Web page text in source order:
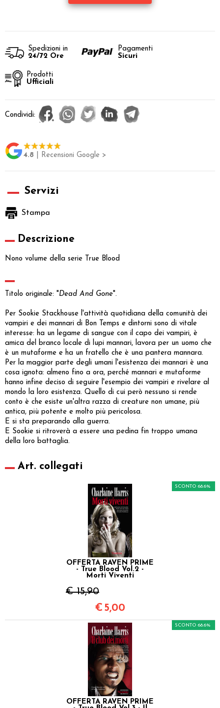
Spedizioni in
24/72 Ore
Pagamenti
Sicuri
Prodotti
Ufficiali
Condividi:
4.8 | Recensioni Google >
Servizi
Stampa
Descrizione
Nono volume della serie True Blood
Titolo originale: "Dead And Gone".
Per Sookie Stackhouse l'attività quotidiana della comunità dei
vampiri e dei mannari di Bon Temps e dintorni sono di vitale
interesse: ha un legame di sangue con il capo dei vampiri, è
amica del branco locale di lupi mannari, lavora per un uomo che
è un mutaforme e ha un fratello che è una pantera mannara.
Per la maggior parte degli umani l'esistenza dei mannari è una
cosa ignota: almeno fino a ora, perché mannari e mutaforme
hanno infine deciso di seguire l'esempio dei vampiri e rivelare al
mondo la loro esistenza. Quello di cui però nessuno si rende
conto è che esiste un'altra razza di creature non umane, più
antica, più potente e molto più pericolosa.
E si sta preparando alla guerra.
E Sookie si ritroverà a essere una pedina fin troppo umana
della loro battaglia.
Art. collegati
OFFERTA RAVEN PRIME
- True Blood Vol.2 -
Morti Viventi
€ 15,90
SCONTO 68.6%
€ 5,00
OFFERTA RAVEN PRIME
SCONTO 68.6%